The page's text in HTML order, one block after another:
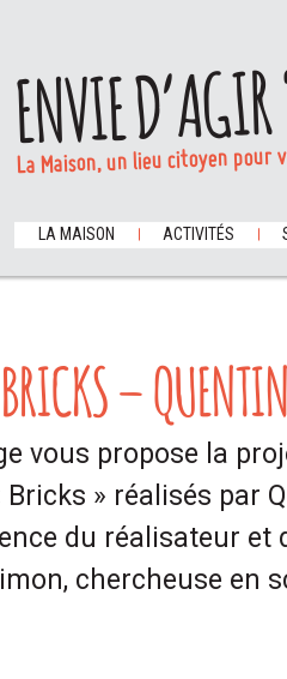
ENVIE
La Maison, un lieu citoyen
LA MAISON ACTIVITÉS
–
vous propose la
» réalisés par
du réalisateur et
chercheuse en